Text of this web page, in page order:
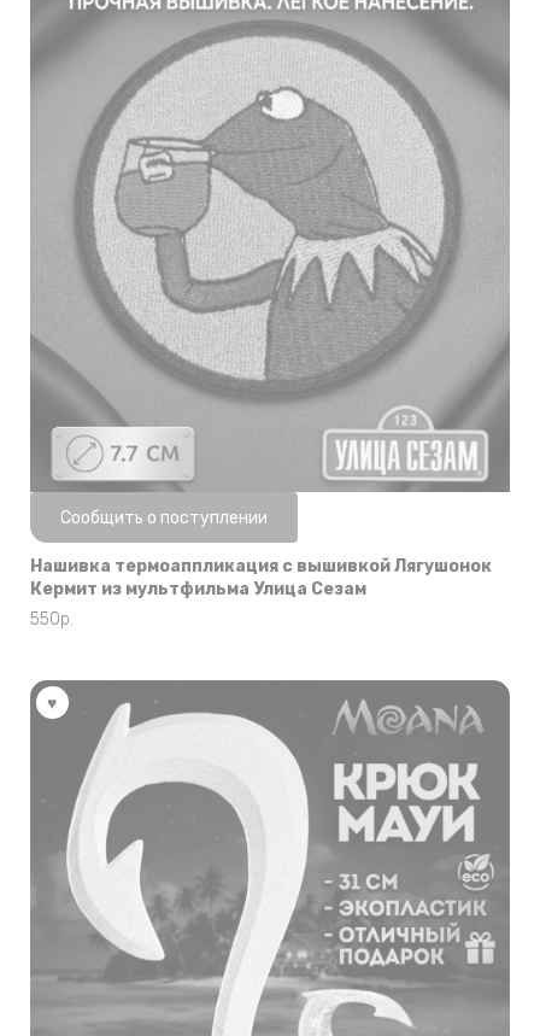
Нет в наличии
Сообщить о поступлении
Нашивка термоаппликация с вышивкой Лягушонок
Кермит из мультфильма Улица Сезам
550р.